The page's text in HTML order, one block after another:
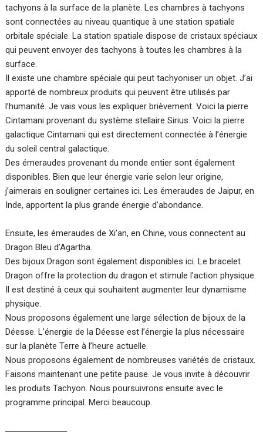
tachyons à la surface de la planète. Les chambres à tachyons
sont connectées au niveau quantique à une station spatiale
orbitale spéciale. La station spatiale dispose de cristaux spéciaux
qui peuvent envoyer des tachyons à toutes les chambres à la
surface.
Il existe une chambre spéciale qui peut tachyoniser un objet. J’ai
apporté de nombreux produits qui peuvent être utilisés par
l’humanité. Je vais vous les expliquer brièvement. Voici la pierre
Cintamani provenant du système stellaire Sirius. Voici la pierre
galactique Cintamani qui est directement connectée à l’énergie
du soleil central galactique.
Des émeraudes provenant du monde entier sont également
disponibles. Bien que leur énergie varie selon leur origine,
j’aimerais en souligner certaines ici. Les émeraudes de Jaipur, en
Inde, apportent la plus grande énergie d’abondance.
Ensuite, les émeraudes de Xi’an, en Chine, vous connectent au
Dragon Bleu d’Agartha.
Des bijoux Dragon sont également disponibles ici. Le bracelet
Dragon offre la protection du dragon et stimule l’action physique.
Il est destiné à ceux qui souhaitent augmenter leur dynamisme
physique.
Nous proposons également une large sélection de bijoux de la
Déesse. L’énergie de la Déesse est l’énergie la plus nécessaire
sur la planète Terre à l’heure actuelle.
Nous proposons également de nombreuses variétés de cristaux.
Faisons maintenant une petite pause. Je vous invite à découvrir
les produits Tachyon. Nous poursuivrons ensuite avec le
programme principal. Merci beaucoup.
―――――――